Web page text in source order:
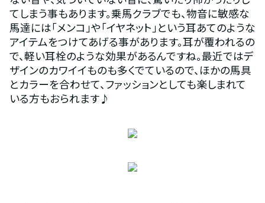
てしまう事もあります。乗馬クラブでも、物音に敏感な
馬達には「メンコ」や「イヤネット」という耳あてのような
アイテムをつけてあげる事があります。耳が覆われるの
で、軽い耳栓のような効果があるんですね。最近ではデ
ザインのカワイイものも多くでているので、ほかの馬具
とカラーを合わせて、ファッションとしても楽しまれて
いる方もおられます♪